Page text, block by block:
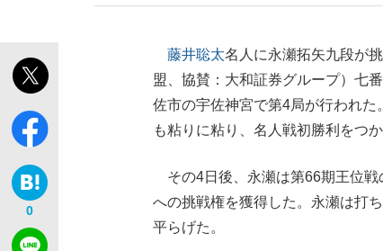
0
藤井聡太名人に永瀬拓矢九段が
盟、協賛：大和証券グループ）七
佐市の宇佐神宮で第4局が行われ
も粘りに粘り、名人戦初勝利をつか
その4日後、永瀬は第66期王位戦
への挑戦権を獲得した。永瀬は打
平らげた。